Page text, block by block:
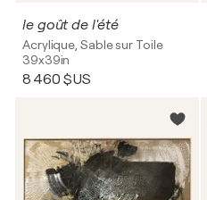
le goût de l'été
Acrylique, Sable sur Toile
39x39in
8 460 $US